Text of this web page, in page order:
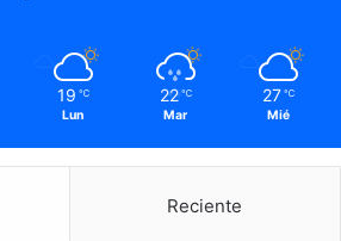
19 ℃
Lun
22 ℃
Mar
27 ℃
Mié
Reciente